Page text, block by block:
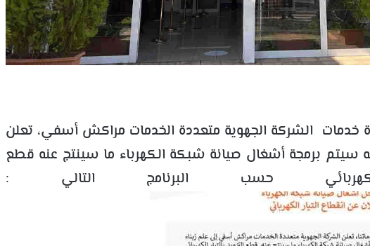
خدمات الشركة الجهوية متعددة الخدمات مراكش أسفي، تعلن
سيتم برمجة أشغال صيانة شبكة الكهرباء ما سينتج عنه قطع
حسب البرنامج التالي :